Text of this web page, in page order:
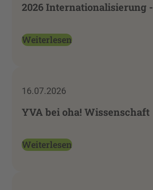
2026 Internationalisierung -
Weiterlesen
16.07.2026
YVA bei oha! Wissenschaft
Weiterlesen